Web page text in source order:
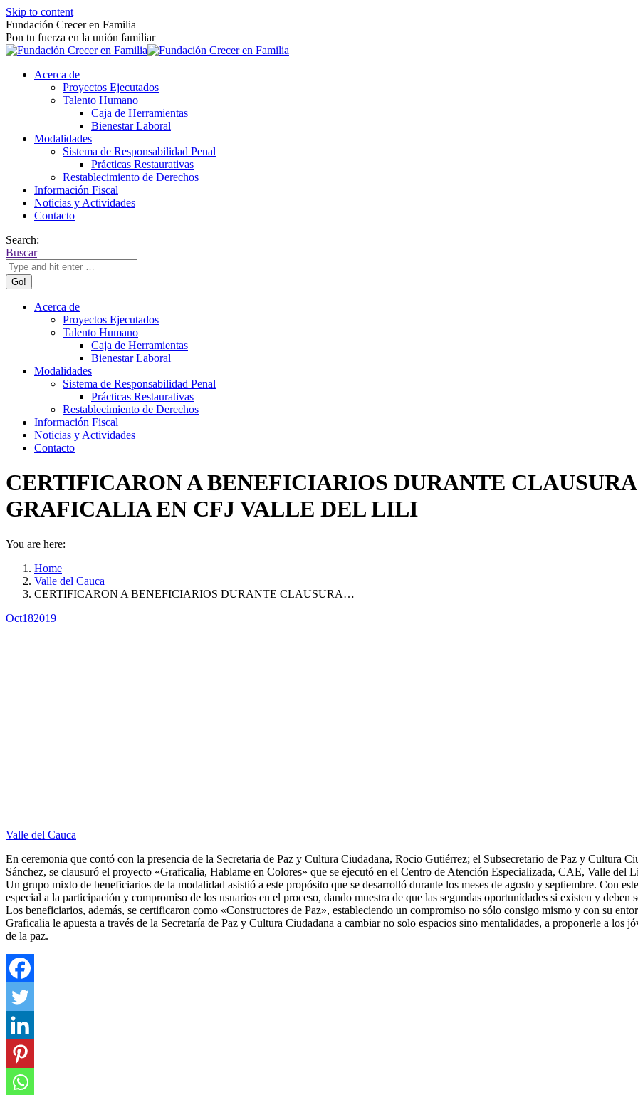
Skip to content
Fundación Crecer en Familia
Pon tu fuerza en la unión familiar
Acerca de
Proyectos Ejecutados
Talento Humano
Caja de Herramientas
Bienestar Laboral
Modalidades
Sistema de Responsabilidad Penal
Prácticas Restaurativas
Restablecimiento de Derechos
Información Fiscal
Noticias y Actividades
Contacto
Search:
Buscar
Acerca de
Proyectos Ejecutados
Talento Humano
Caja de Herramientas
Bienestar Laboral
Modalidades
Sistema de Responsabilidad Penal
Prácticas Restaurativas
Restablecimiento de Derechos
Información Fiscal
Noticias y Actividades
Contacto
CERTIFICARON A BENEFICIARIOS DURANTE
GRAFICALIA EN CFJ VALLE DEL LILI
You are here:
Home
Valle del Cauca
CERTIFICARON A BENEFICIARIOS DURANTE CLAUSURA…
Oct182019
Valle del Cauca
En ceremonia que contó con la presencia de la Secretaria de Paz y Cultura Ciudadana, Rocio Gutiérrez; el Subsecretario de Paz y Cultura
Sánchez, se clausuró el proyecto «Graficalia, Hablame en Colores» que se ejecutó en el Centro de Atención Especializada, CAE, Valle del
Un grupo mixto de beneficiarios de la modalidad asistió a este propósito que se desarrolló durante los meses de agosto y septiembre. Con
especial a la participación y compromiso de los usuarios en el proceso, dando muestra de que las segundas oportunidades si existen y deben
Los beneficiarios, además, se certificaron como «Constructores de Paz», estableciendo un compromiso no sólo consigo mismo y con su
Graficalia le apuesta a través de la Secretaría de Paz y Cultura Ciudadana a cambiar no solo espacios sino mentalidades, a proponerle a los
de la paz.